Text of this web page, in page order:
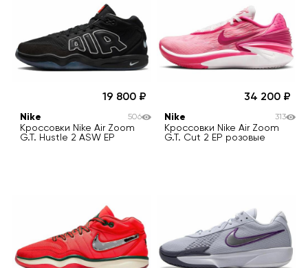
19 800
Nike
Кроссовки Nike Air Zoom
G.T. Hustle 2 ASW EP
506
34 200
Nike
Кроссовки Nike Air Zoom
G.T. Cut 2 EP розовые
313